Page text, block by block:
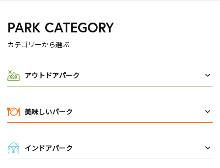
PARK CATEGORY
カテゴリーから選ぶ
アウトドアパーク
美味しいパーク
インドアパーク